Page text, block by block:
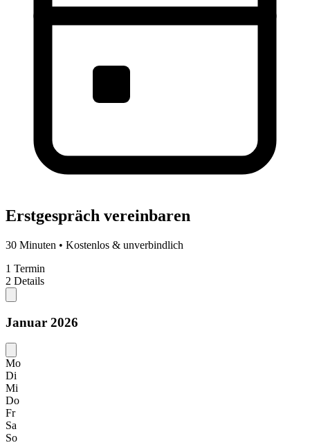
Erstgespräch vereinbaren
30 Minuten • Kostenlos & unverbindlich
1 Termin
2 Details
Januar 2026
Mo
Di
Mi
Do
Fr
Sa
So